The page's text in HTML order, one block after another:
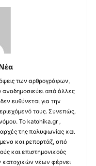
των αρθρογράφων,
αναδημοσιεύει από άλλες
ευθύνεται για την
τους. Συνεπώς,
Το katohika.gr ,
της πολυφωνίας και
και ρεπορτάζ, από
και επιστημονικούς
νέων φέρνει